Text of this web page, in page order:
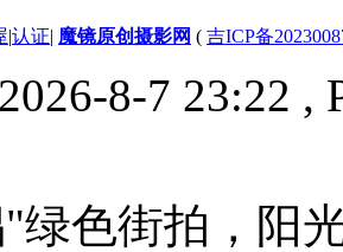
|认证| 魔镜原创摄影网 ( 吉ICP备
8-7 23:22 ,
绿色街拍，阳